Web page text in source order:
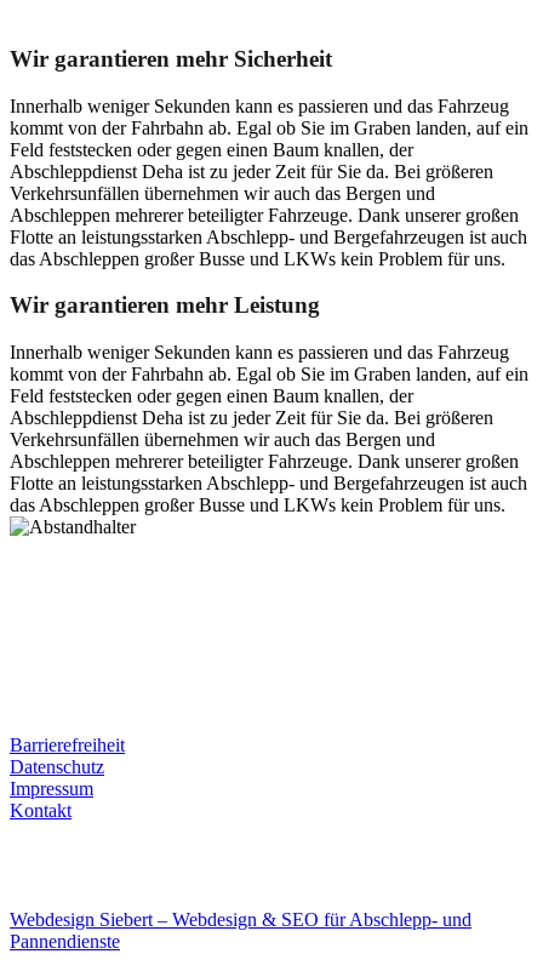
Wir garantieren mehr Sicherheit
Innerhalb weniger Sekunden kann es passieren und das Fahrzeug
kommt von der Fahrbahn ab. Egal ob Sie im Graben landen, auf ein
Feld feststecken oder gegen einen Baum knallen, der
Abschleppdienst Deha ist zu jeder Zeit für Sie da. Bei größeren
Verkehrsunfällen übernehmen wir auch das Bergen und
Abschleppen mehrerer beteiligter Fahrzeuge. Dank unserer großen
Flotte an leistungsstarken Abschlepp- und Bergefahrzeugen ist auch
das Abschleppen großer Busse und LKWs kein Problem für uns.
Wir garantieren mehr Leistung
Innerhalb weniger Sekunden kann es passieren und das Fahrzeug
kommt von der Fahrbahn ab. Egal ob Sie im Graben landen, auf ein
Feld feststecken oder gegen einen Baum knallen, der
Abschleppdienst Deha ist zu jeder Zeit für Sie da. Bei größeren
Verkehrsunfällen übernehmen wir auch das Bergen und
Abschleppen mehrerer beteiligter Fahrzeuge. Dank unserer großen
Flotte an leistungsstarken Abschlepp- und Bergefahrzeugen ist auch
das Abschleppen großer Busse und LKWs kein Problem für uns.
Barrierefreiheit
Datenschutz
Impressum
Kontakt
Webdesign Siebert – Webdesign & SEO für Abschlepp- und
Pannendienste